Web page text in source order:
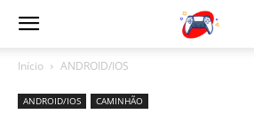
Início ANDROID/IOS
ANDROID/IOS CAMINHÃO